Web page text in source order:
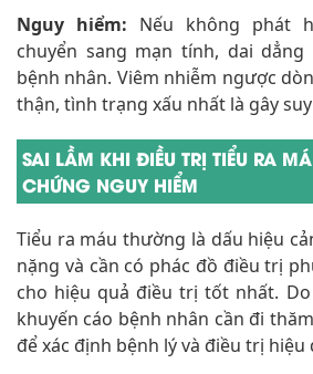
Nguy hiểm: Nếu không phát
chuyển sang mạn tính, dai
bệnh nhân. Viêm nhiễm ngược
thận, tình trạng xấu nhất là gây
SAI LẦM KHI ĐIỀU TRỊ TIỂU RA
CHỨNG NGUY HIỂM
Tiểu ra máu thường là dấu hiệu
nặng và cần có phác đồ điều trị
cho hiệu quả điều trị tốt nhất.
khuyến cáo bệnh nhân cần đi
để xác định bệnh lý và điều trị